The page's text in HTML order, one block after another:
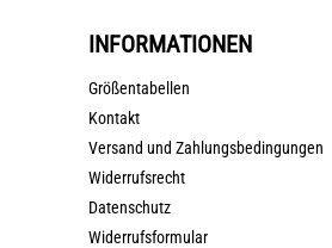
INFORMATIONEN
Größentabellen
Kontakt
Versand und Zahlungsbedingungen
Widerrufsrecht
Datenschutz
Widerrufsformular